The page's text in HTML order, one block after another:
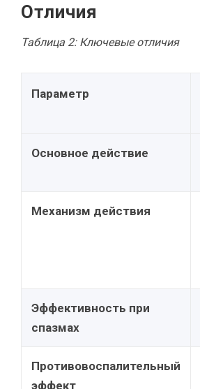
Отличия
Таблица 2: Ключевые отличия
Параметр
Основное действие
Механизм действия
Эффективность при
спазмах
Противовоспалительный
эффект